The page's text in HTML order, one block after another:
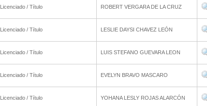
Licenciado / Título ROBERT VERGARA DE LA CRUZ
Licenciado / Título LESLIE DAYSI CHAVEZ LEÓN
Licenciado / Título LUIS STEFANO GUEVARA LEON
Licenciado / Título EVELYN BRAVO MASCARO
Licenciado / Título YOHANA LESLY ROJAS ALARCÓN